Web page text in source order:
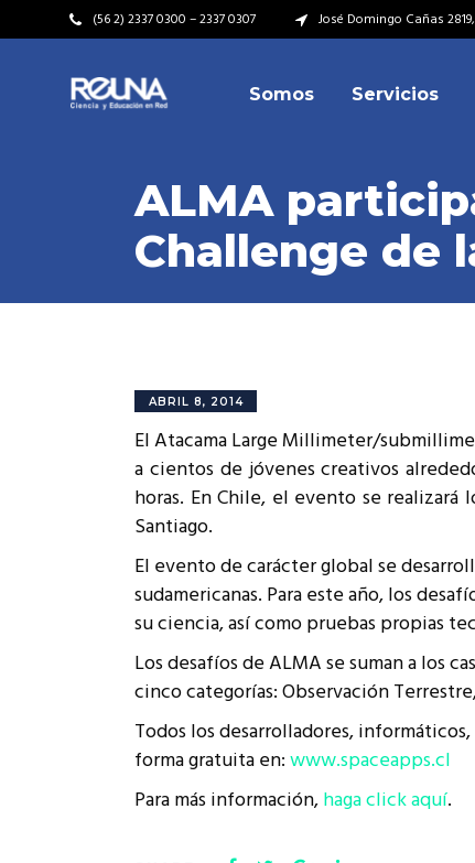
(56 2) 2337 0300 – 2337 0307 José Domingo Cañas
Somos
Video Institucional
Plan Estratégico
Valores
Historia
Kit de Identidad
Cumplimiento Legal
Servicios
Video Institucional
Misión – Visión
Valores
Cumplimiento Legal
ALMA
Challenge de
ABRIL 8, 2014
El Atacama Large Millimeter/
a cientos de jóvenes creativos
horas. En Chile, el evento se realizará
Santiago.
El evento de carácter global se
sudamericanas. Para este año, los
su ciencia, así como pruebas propias
Los desafíos de ALMA se suman a los
cinco categorías: Observación
Todos los desarrolladores,
forma gratuita en:www.spaceapps.cl
Para más información,haga click aquí.